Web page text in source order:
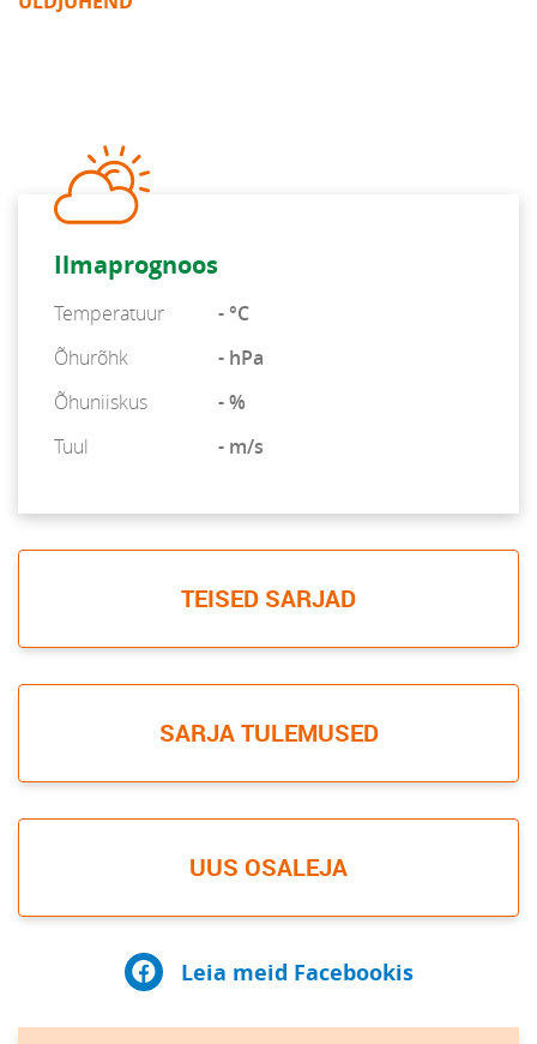
Ilmaprognoos
Temperatuur
- °C
Õhurõhk
- hPa
Õhuniiskus
- %
Tuul
- m/s
TEISED SARJAD
SARJA TULEMUSED
UUS OSALEJA
Leia meid Facebookis